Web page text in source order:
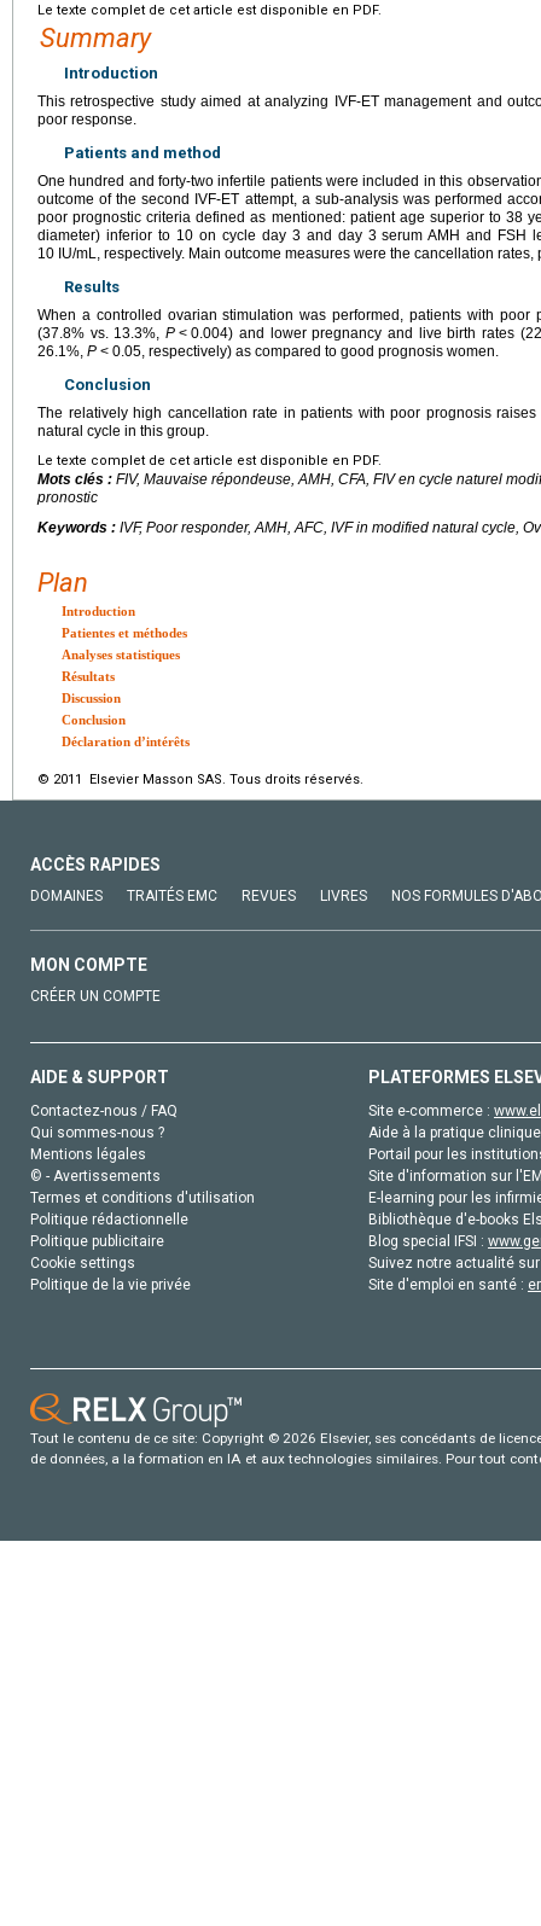
Le texte complet de cet article est disponible en PDF.
Summary
Introduction
This retrospective study aimed at analyzing IVF-ET management and
poor response.
Patients and method
One hundred and forty-two infertile patients were included in this
outcome of the second IVF-ET attempt, a sub-analysis was performed
poor prognostic criteria defined as mentioned: patient age superior to 38
diameter) inferior to 10 on cycle day 3 and day 3 serum AMH and FSH
10 IU/mL, respectively. Main outcome measures were the cancellation
Results
When a controlled ovarian stimulation was performed, patients with poor
(37.8% vs. 13.3%,P < 0.004) and lower pregnancy and live birth rates
26.1%, P < 0.05, respectively) as compared to good prognosis women.
Conclusion
The relatively high cancellation rate in patients with poor prognosis
natural cycle in this group.
Le texte complet de cet article est disponible en PDF.
Mots clés : FIV, Mauvaise répondeuse, AMH, CFA, FIV en cycle naturel
pronostic
Keywords : IVF, Poor responder, AMH, AFC, IVF in modified natural cycle,
Plan
Introduction
Patientes et méthodes
Analyses statistiques
Résultats
Discussion
Conclusion
Déclaration d’intérêts
© 2011 Elsevier Masson SAS. Tous droits réservés.
ACCÈS RAPIDES
DOMAINES TRAITÉS EMC REVUES LIVRES NOS FORMULES
MON COMPTE
CRÉER UN COMPTE
AIDE & SUPPORT
Contactez-nous / FAQ
Qui sommes-nous ?
Mentions légales
© - Avertissements
Termes et conditions d'utilisation
Politique rédactionnelle
Politique publicitaire
Cookie settings
Politique de la vie privée
PLATEFORMES
Site e-commerce :
Aide à la pratique
Portail pour les
Site d'information sur
E-learning pour les
Bibliothèque d'e-books
Blog special IFSI :
Suivez notre actualité
Site d'emploi en santé :
Tout le contenu de ce site: Copyright © 2026 Elsevier, ses concédants de
de données, a la formation en IA et aux technologies similaires. Pour tout